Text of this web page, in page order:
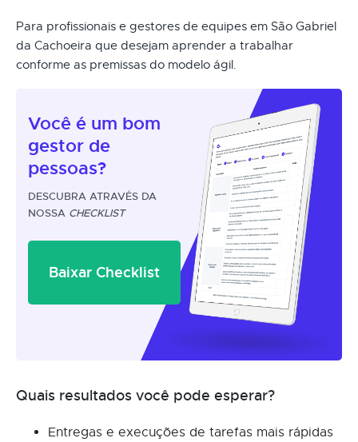
Para profissionais e gestores de equipes em São Gabriel
da Cachoeira que desejam aprender a trabalhar
conforme as premissas do modelo ágil.
Você é um bom
gestor de
pessoas?
DESCUBRA ATRAVÉS DA
NOSSA CHECKLIST
Baixar Checklist
Quais resultados você pode esperar?
Entregas e execuções de tarefas mais rápidas